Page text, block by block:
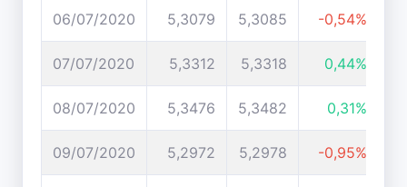
06/07/2020 5,3079 5,3085 -0,54%
07/07/2020 5,3312 5,3318 0,44%
08/07/2020 5,3476 5,3482 0,31%
09/07/2020 5,2972 5,2978 -0,95%